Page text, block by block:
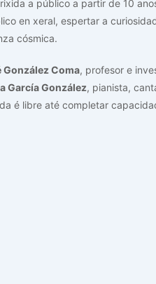
a público a partir de 10
en xeral, espertar a
cósmica.
González Coma, profesor e
García González, pianista,
é libre até completar